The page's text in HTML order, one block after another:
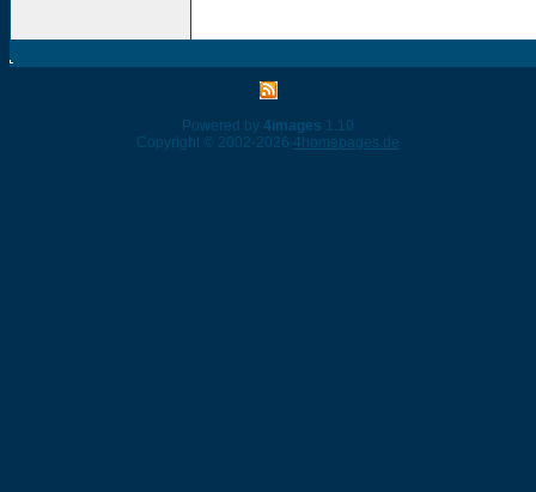
Powered by 4images 1.10
Copyright © 2002-2026 4homepages.de